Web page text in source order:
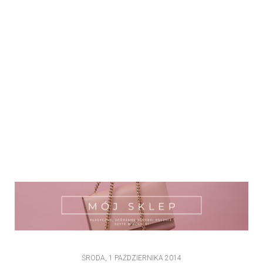
ŚRODA, 1 PAŹDZIERNIKA 2014